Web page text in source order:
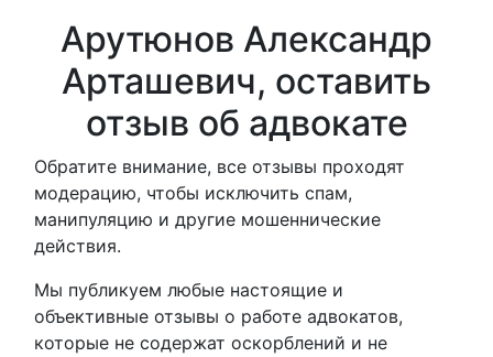
Арутюнов Александр
Арташевич, оставить
отзыв об адвокате
Обратите внимание, все отзывы проходят
модерацию, чтобы исключить спам,
манипуляцию и другие мошеннические
действия.
Мы публикуем любые настоящие и
объективные отзывы о работе адвокатов,
которые не содержат оскорблений и не